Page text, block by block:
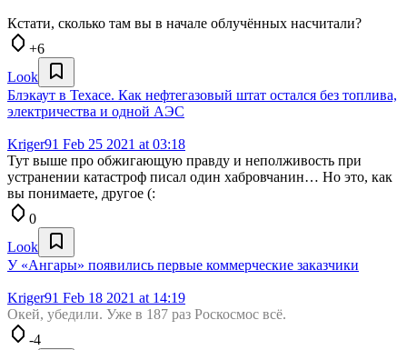
Кстати, сколько там вы в начале облучённых насчитали?
+6
Look
Блэкаут в Техасе. Как нефтегазовый штат остался без топлива,
электричества и одной АЭС
Kriger91 Feb 25 2021 at 03:18
Тут выше про обжигающую правду и неполживость при
устранении катастроф писал один хабровчанин… Но это, как
вы понимаете, другое (:
0
Look
У «Ангары» появились первые коммерческие заказчики
Kriger91 Feb 18 2021 at 14:19
Окей, убедили. Уже в 187 раз Роскосмос всё.
-4